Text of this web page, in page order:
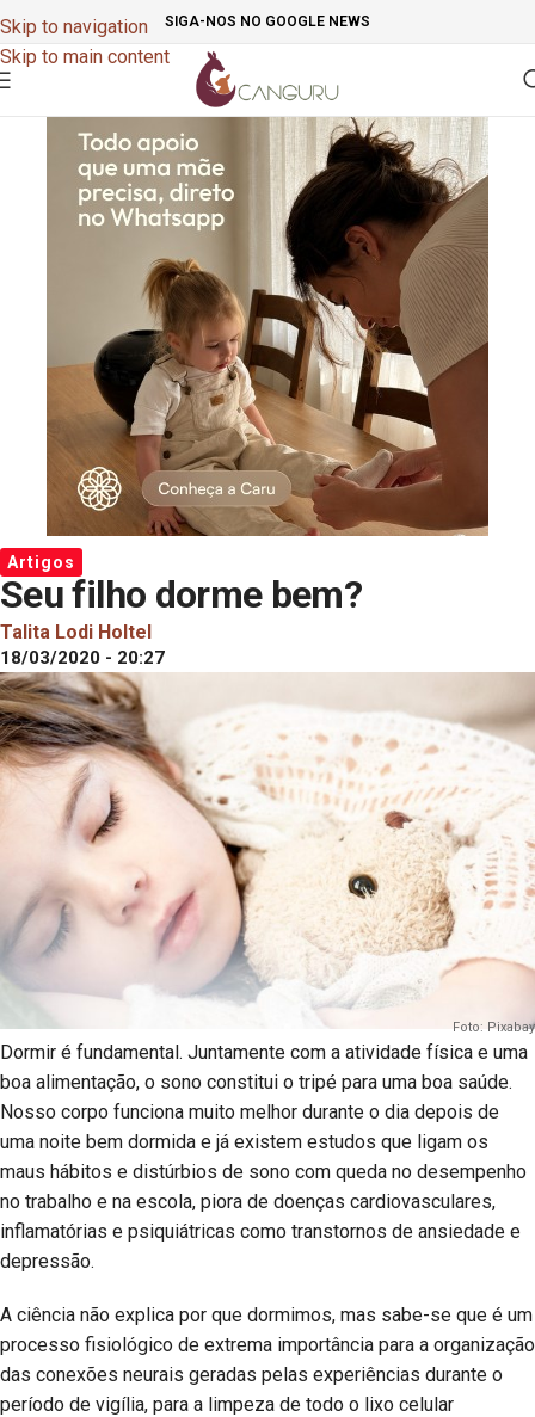
Skip to navigation
Skip to main content
SIGA-NOS NO GOOGLE NEWS
Artigos
Seu filho dorme bem?
Talita Lodi Holtel
18/03/2020 - 20:27
Foto: Pixabay
Dormir é fundamental. Juntamente com a atividade física e uma
boa alimentação, o sono constitui o tripé para uma boa saúde.
Nosso corpo funciona muito melhor durante o dia depois de
uma noite bem dormida e já existem estudos que ligam os
maus hábitos e distúrbios de sono com queda no desempenho
no trabalho e na escola, piora de doenças cardiovasculares,
inflamatórias e psiquiátricas como transtornos de ansiedade e
depressão.
A ciência não explica por que dormimos, mas sabe-se que é um
processo fisiológico de extrema importância para a organização
das conexões neurais geradas pelas experiências durante o
período de vigília, para a limpeza de todo o lixo celular